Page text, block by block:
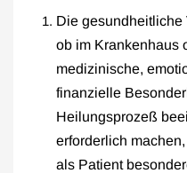
Die gesundheitliche
ob im Krankenhaus
medizinische,
finanzielle
Heilungsprozeß
erforderlich
als Patient